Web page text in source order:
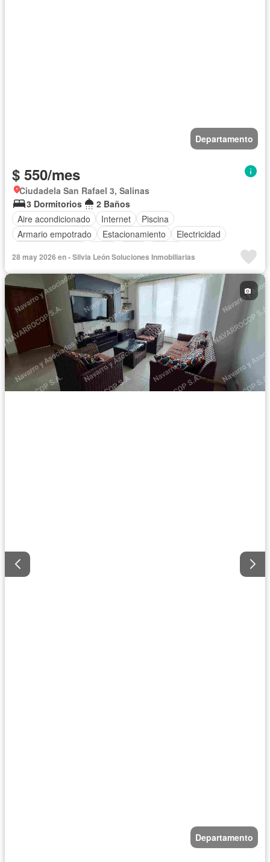
Departamento
$ 550/mes
Ciudadela San Rafael 3, Salinas
3 Dormitorios
2 Baños
Aire acondicionado
Internet
Piscina
Armario empotrado
Estacionamiento
Electricidad
Acceso para personas con discapacidad
Parrilla
Completamente amoblado
28 may 2026 en - Silvia León Soluciones Inmobiliarias
Departamento